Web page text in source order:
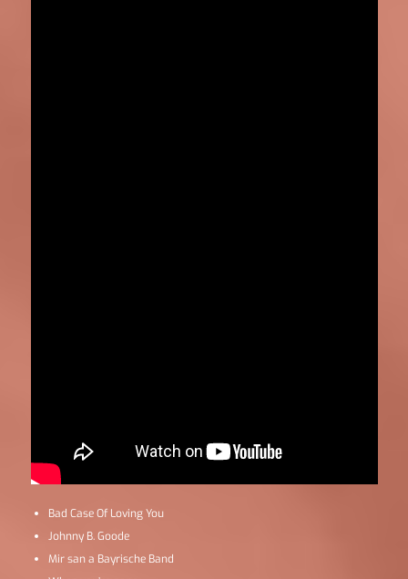
Bad Case Of Loving You
Johnny B. Goode
Mir san a Bayrische Band